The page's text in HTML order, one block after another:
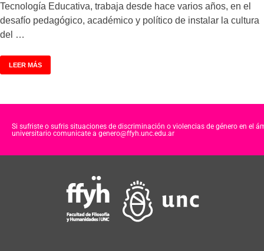
Tecnología Educativa, trabaja desde hace varios años, en el
desafío pedagógico, académico y político de instalar la cultura
del …
LEER MÁS
Si sufriste o sufris situaciones de discriminación o violencias de género en el
universitario comunicate a genero@ffyh.unc.edu.ar